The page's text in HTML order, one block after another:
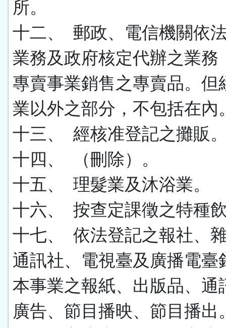
所。
十二、
郵政、電信機關依
業務及政府核定代辦之業務
專賣事業銷售之專賣品。但
業以外之部分，不包括在內
十三、 經核准登記之攤販
十四、 （刪除）。
十五、 理髮業及沐浴業。
十六、 按查定課徵之特種
十七、
依法登記之報社、
通訊社、電視臺及廣播電臺
本事業之報紙、出版品、通
廣告、節目播映、節目播出